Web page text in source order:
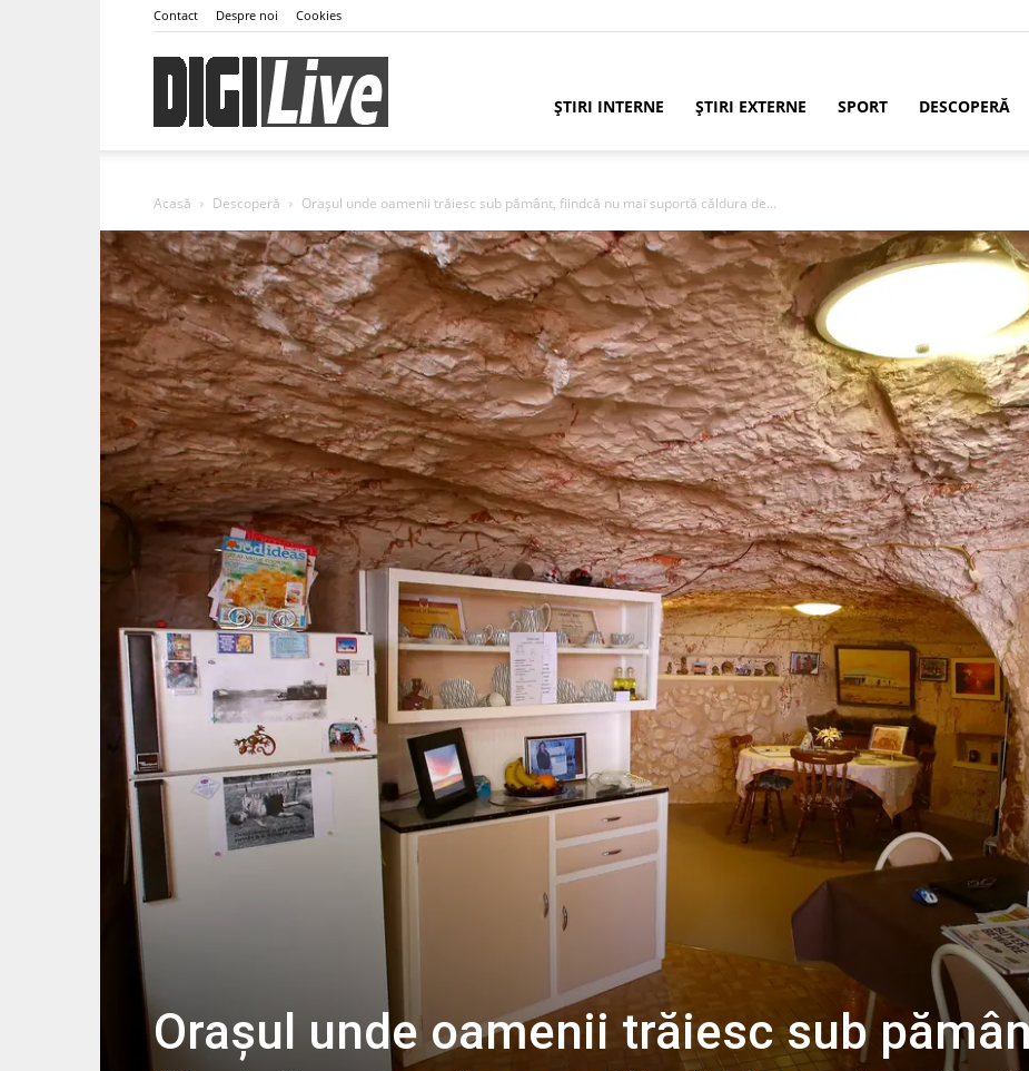
Contact Despre noi Cookies
ȘTIRI INTERNE ȘTIRI EXTERNE SPORT DESCOPERĂ
Acasă Descoperă Orașul unde oamenii trăiesc sub pământ, fiindcă nu mai suportă căldura de...
Orașul unde oamenii trăiesc sub